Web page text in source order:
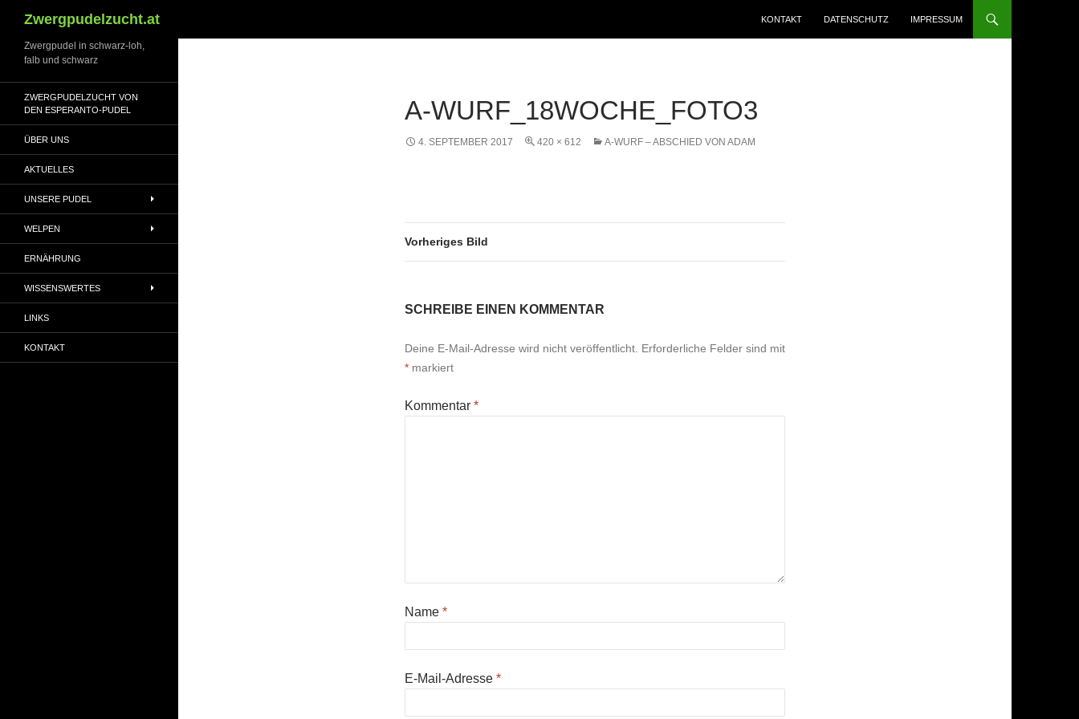
Zwergpudelzucht.at
KONTAKT
DATENSCHUTZ IMPRESSUM
A-WURF_18WOCHE_FOTO3
4. SEPTEMBER 2017 420 × 612 A-WURF – ABSCHIED VON ADAM
Vorheriges Bild
SCHREIBE EINEN KOMMENTAR
Deine E-Mail-Adresse wird nicht veröffentlicht. Erforderliche Felder sind mit
* markiert
Kommentar *
Name *
E-Mail-Adresse *
Zwergpudel in schwarz-loh,
falb und schwarz
ZWERGPUDELZUCHT VON
DEN ESPERANTO-PUDEL
ÜBER UNS
AKTUELLES
UNSERE PUDEL
WELPEN
ERNÄHRUNG
WISSENSWERTES
LINKS
KONTAKT